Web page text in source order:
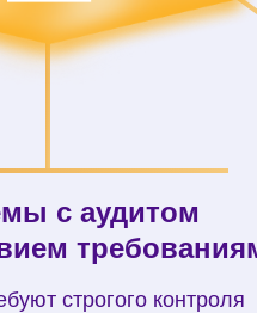
строгого контроля
с аудитом